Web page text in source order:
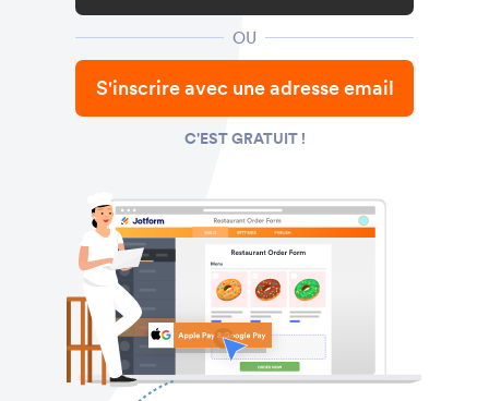
OU
S'inscrire avec une adresse email
C'EST GRATUIT !